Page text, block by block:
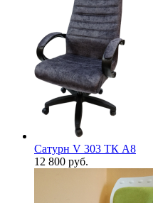
Сатурн V 303 ТК А8
12 800 руб.